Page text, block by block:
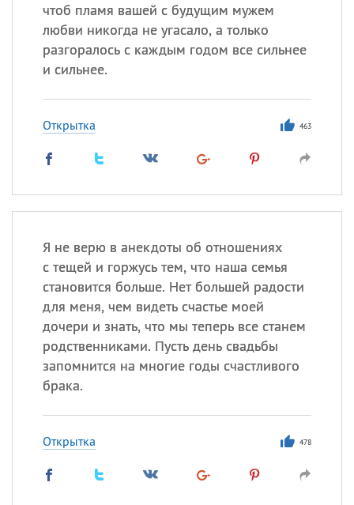
чтоб пламя вашей с будущим мужем
любви никогда не угасало, а только
разгоралось с каждым годом все сильнее
и сильнее.
Открытка 463
Я не верю в анекдоты об отношениях
с тещей и горжусь тем, что наша семья
становится больше. Нет большей радости
для меня, чем видеть счастье моей
дочери и знать, что мы теперь все станем
родственниками. Пусть день свадьбы
запомнится на многие годы счастливого
брака.
Открытка 478